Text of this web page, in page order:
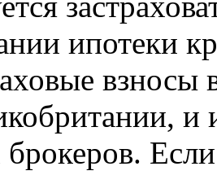
ипотеки
взносы
и
брокеров.